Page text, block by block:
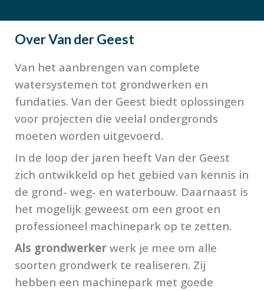
OverVan der Geest
Van het aanbrengen van complete
watersystemen tot grondwerken en
fundaties. Van der Geest biedt oplossingen
voor projecten die veelal ondergronds
moeten worden uitgevoerd.
In de loop der jaren heeft Van der Geest
zich ontwikkeld op het gebied van kennis in
de grond- weg- en waterbouw. Daarnaast is
het mogelijk geweest om een groot en
professioneel machinepark op te zetten.
Als grondwerker werk je mee om alle
soorten grondwerk te realiseren. Zij
hebben een machinepark met goede